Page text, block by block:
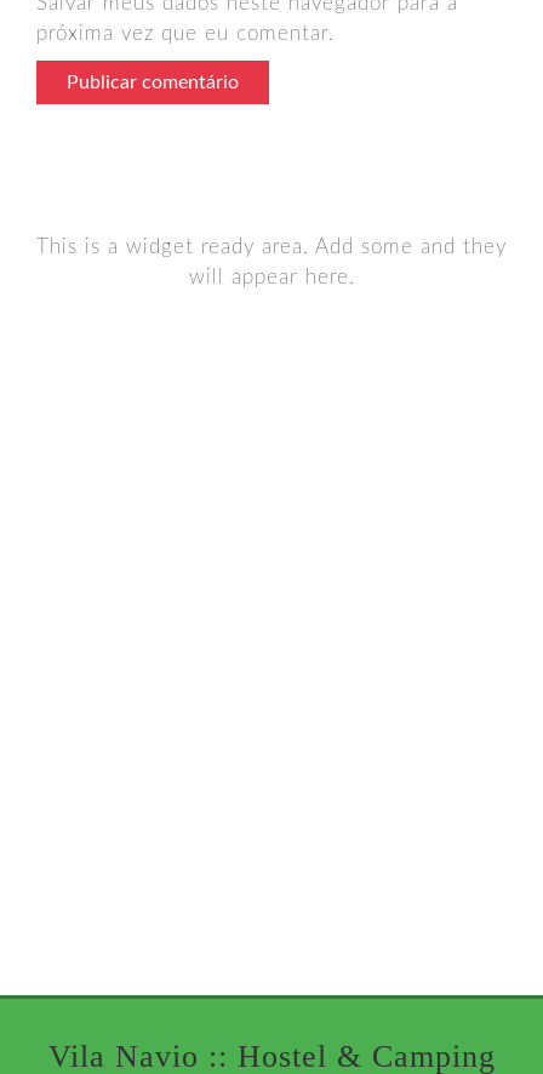
próxima vez que eu comentar.
This is a widget ready area. Add some and they
will appear here.
Vila Navio :: Hostel & Camping